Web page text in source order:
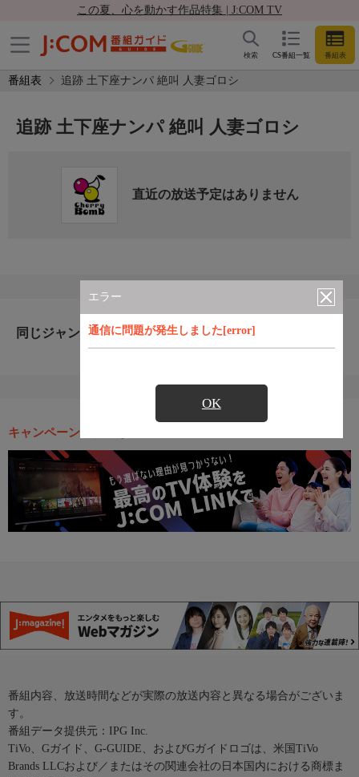
この夏、心を動かす作品特集 | J:COM TV
CS番組一覧 番組表
検索
番組表 追跡 土下座ナンパ 絶叫 人妻ゴロシ
エラー
通信に問題が発生しました[error]
OK
追跡 土下座ナンパ 絶叫 人妻ゴロシ
直近の放送予定はありません
同じジャンルのおすすめ番組
キャンペーン・お得な情報
番組内容、放送時間などが実際の放送内容と異なる場合がございま
す。
番組データ提供元：IPG Inc.
TiVo、Gガイド、G-GUIDE、およびGガイドロゴは、米国TiVo
Brands LLCおよび／またはその関連会社の日本国内における商標ま